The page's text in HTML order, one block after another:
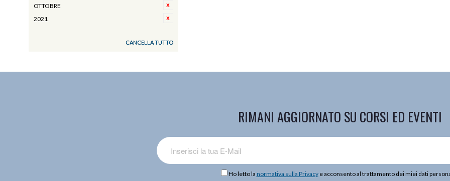
OTTOBRE
2021
CANCELLA TUTTO
RIMANI AGGIORNATO SU CORSI ED EVENTI
Ho letto la normativa sulla Privacye acconsento al trattamento dei miei dati